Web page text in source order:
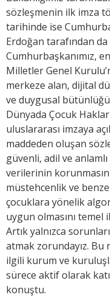
sözleşmenin ilk imza
tarihinde ise
Erdoğan tarafından da
Cumhurbaşkanımız,
Milletler Genel
merkeze alan, dijital
ve duygusal
Dünyada Çocuk
uluslararası imzaya
maddeden oluşan
güvenli, adil ve
verilerinin
müstehcenlik ve
çocuklara yönelik
uygun olmasını
Artık yalnızca
atmak zorundayız.
ilgili kurum ve
sürece aktif olarak
konuştu.